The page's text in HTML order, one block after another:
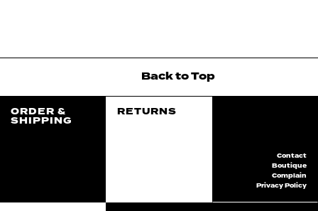
ORDER &
SHIPPING
BacktoTop
RETURNS
Contact
Boutique
Complain
Privacy Policy